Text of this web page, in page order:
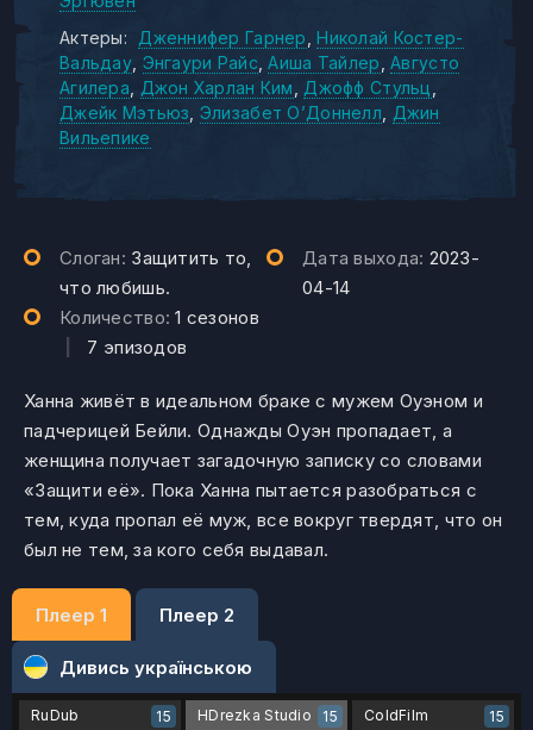
Актеры:
Дженнифер Гарнер
Николай Костер-
Вальдау Энгаури Райс Аиша Тайлер Августо
Агилера
Джон Харлан Ким
Джофф Стульц
Джейк Мэтьюз Элизабет О’Доннелл
Джин
Вильепике
Слоган: Защитить то,
что любишь.
Дата выхода: 2023-
04-14
Количество:1 сезонов
7 эпизодов
Ханна живёт в идеальном браке с мужем Оуэном и
падчерицей Бейли. Однажды Оуэн пропадает, а
женщина получает загадочную записку со словами
«Защити её». Пока Ханна пытается разобраться с
тем, куда пропал её муж, все вокруг твердят, что он
был не тем, за кого себя выдавал.
Плеер 1 Плеер 2
Дивись українською
RuDub 15 HDrezka Studio 15 ColdFilm 15